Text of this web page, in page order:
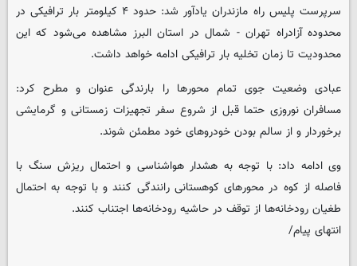
سرپرست پلیس راه مازندران یادآور شد: حدود ۴ کیلومتر بار ترافیکی در
محدوده آزادراه تهران - شمال در استان البرز مشاهده می‌شود که این
محدودیت تا زمان تخلیه بار ترافیکی ادامه خواهد داشت.
عبادی وضعیت جوی تمام محورها را بارندگی عنوان و مطرح کرد:
مسافران نوروزی حتما قبل از شروع سفر تجهیزات زمستانی و گرمایشی
برخوردار و از سالم بودن خودروهای خود مطمئن شوند.
وی ادامه داد: با توجه به هشدار هواشناسی و احتمال ریزش سنگ با
فاصله از کوه در محورهای کوهستانی رانندگی کنند و با توجه به احتمال
طغیان رودخانه‌ها از توقف در حاشیه رودخانه‌ها اجتناب کنند.
انتهای پیام/